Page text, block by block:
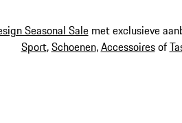
Seasonal Salemet exclusieve
Sport,Schoenen,Accessoiresof